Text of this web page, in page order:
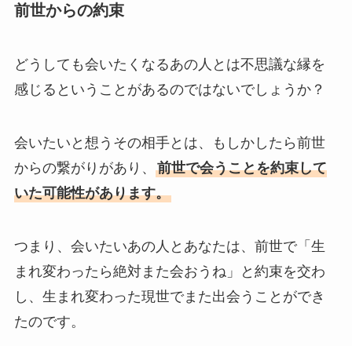
前世からの約束
どうしても会いたくなるあの人とは不思議な縁を
感じるということがあるのではないでしょうか？
会いたいと想うその相手とは、もしかしたら前世
からの繋がりがあり、 前世で会うことを約束して
いた可能性があります。
つまり、会いたいあの人とあなたは、前世で「生
まれ変わったら絶対また会おうね」と約束を交わ
し、生まれ変わった現世でまた出会うことができ
たのです。